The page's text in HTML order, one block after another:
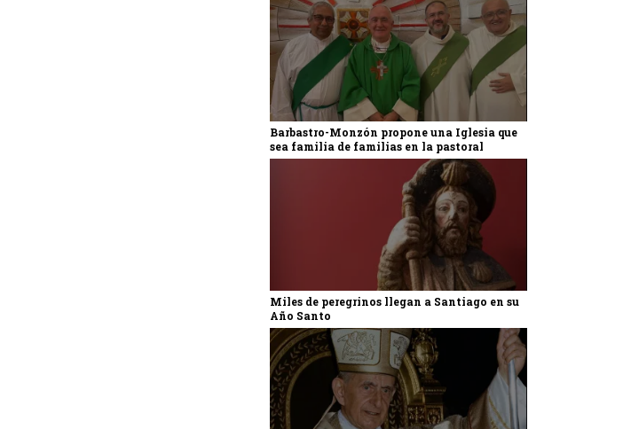
Barbastro-Monzón propone una Iglesia que
sea familia de familias en la pastoral
Miles de peregrinos llegan a Santiago en su
Año Santo